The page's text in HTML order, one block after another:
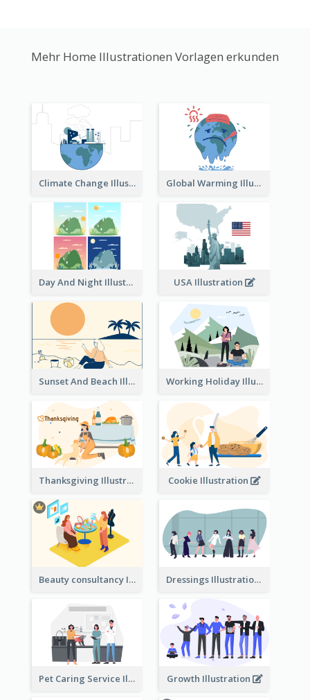
Mehr Home Illustrationen Vorlagen erkunden
Climate Change Illustration Global Warming Illustration
Day And Night Illustration USA Illustration
Sunset And Beach Illustration Working Holiday Illustration
Thanksgiving Illustration Cookie Illustration
Beauty consultancy Illustration Dressings Illustration
Pet Caring Service Illustration Growth Illustration